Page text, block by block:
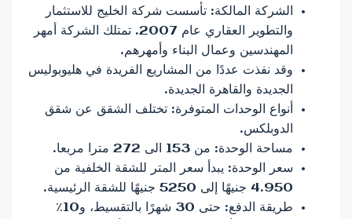
الشركة المالكة: تأسست شركة الخليج للاستثمار
والتطوير العقاري عام 2007. تمتلك الشركة أمهر
المهندسين وعمال البناء وأمهرهم.
وقد نفذت عددًا من المشاريع الفريدة في هليوبوليس
الجديدة والقاهرة الجديدة.
أنواع الوحدات المتوفرة: تختلف الشقق عن شقق
الدوبلكس.
مساحة الوحدة: من 153 الى 272 مترا مربعا.
سعر الوحدة: يبدأ سعر المتر للشقة الخلفية من
4.950 جنيهًا إلى 5250 جنيهًا للشقة الرئيسية.
طريقة الدفع: حتى 30 شهرًا بالتقسيط، و10٪